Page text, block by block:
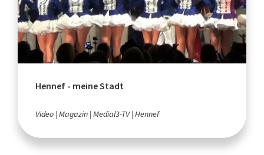
Hennef - meine Stadt
Video Magazin Medial3-TV Hennef